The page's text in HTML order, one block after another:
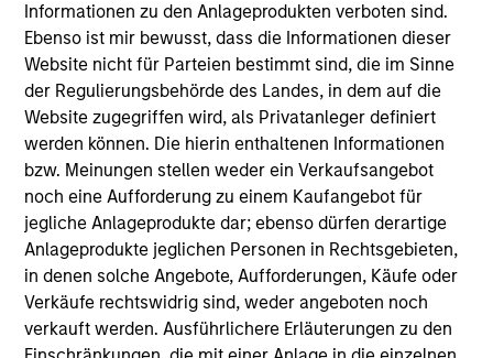
Informationen zu den Anlageprodukten verboten sind.
Ebenso ist mir bewusst, dass die Informationen dieser
Website nicht für Parteien bestimmt sind, die im Sinne
der Regulierungsbehörde des Landes, in dem auf die
Website zugegriffen wird, als Privatanleger definiert
werden können. Die hierin enthaltenen Informationen
bzw. Meinungen stellen weder ein Verkaufsangebot
noch eine Aufforderung zu einem Kaufangebot für
jegliche Anlageprodukte dar; ebenso dürfen derartige
Anlageprodukte jeglichen Personen in Rechtsgebieten,
in denen solche Angebote, Aufforderungen, Käufe oder
Verkäufe rechtswidrig sind, weder angeboten noch
verkauft werden. Ausführlichere Erläuterungen zu den
The MSIM Quantitative Duration
Strategy Model: A Factor-Based
Approach to Managing Interest Rates
Anton Heese and Matas Vala explore the
Quantitative Duration Strategy Model, one of the
proprietary tools the team uses to enhance their
investment process, as it helps provide structure
and rigour with identifying and processing
relevant and important data.
05-AUG-2026